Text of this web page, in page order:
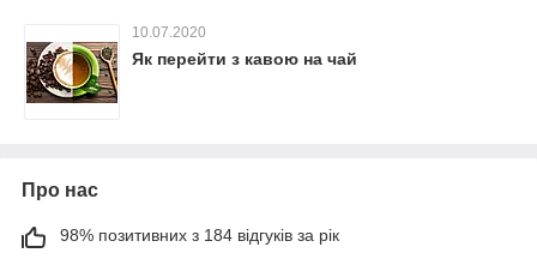
10.07.2020
Як перейти з кавою на чай
Про нас
98% позитивних з 184 відгуків за рік